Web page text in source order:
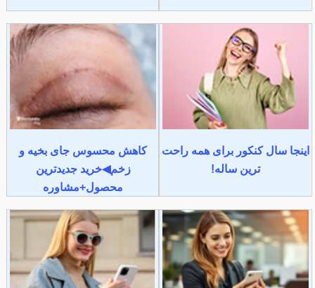
اینجا سال کنکور برای همه راحت
ترین ساله!
کاهش محسوس جای بخیه و
زخم◀خرید جدیدترین
محصول+مشاوره